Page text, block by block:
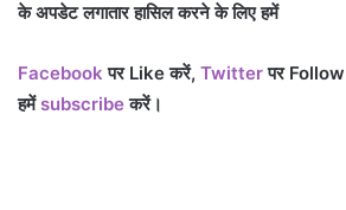
के अपडेट लगातार हासिल करने के लिए हमें
Facebook पर Likeकरें, Twitter पर
हमें subscribe करें।